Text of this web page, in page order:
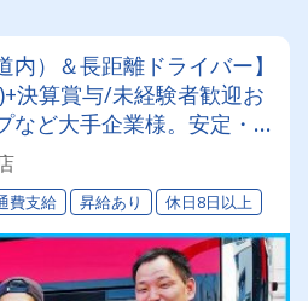
内）＆長距離ドライバー】
決算賞与/未経験者歓迎お
など大手企業様。安定・安
の待遇☆燃費ランキング
4万円～4000円支給♪
費支給 昇給あり 休日8日以上